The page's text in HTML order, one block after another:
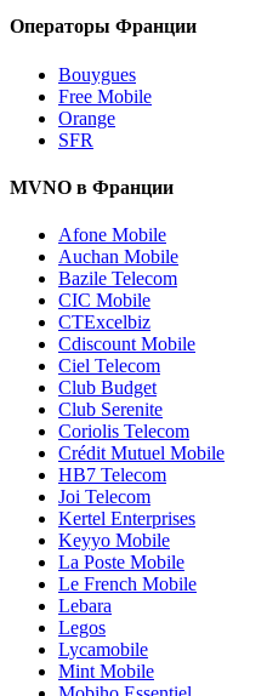
Операторы Франции
Bouygues
Free Mobile
Orange
SFR
MVNO в Франции
Afone Mobile
Auchan Mobile
Bazile Telecom
CIC Mobile
CTExcelbiz
Cdiscount Mobile
Ciel Telecom
Club Budget
Club Serenite
Coriolis Telecom
Crédit Mutuel Mobile
HB7 Telecom
Joi Telecom
Kertel Enterprises
Keyyo Mobile
La Poste Mobile
Le French Mobile
Lebara
Legos
Lycamobile
Mint Mobile